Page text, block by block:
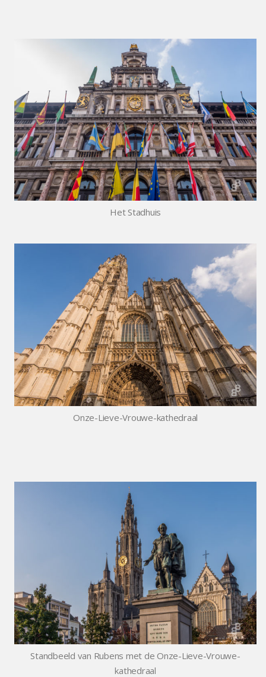
Het Stadhuis
Onze-Lieve-Vrouwe-kathedraal
Standbeeld van Rubens met de Onze-Lieve-Vrouwe-
kathedraal